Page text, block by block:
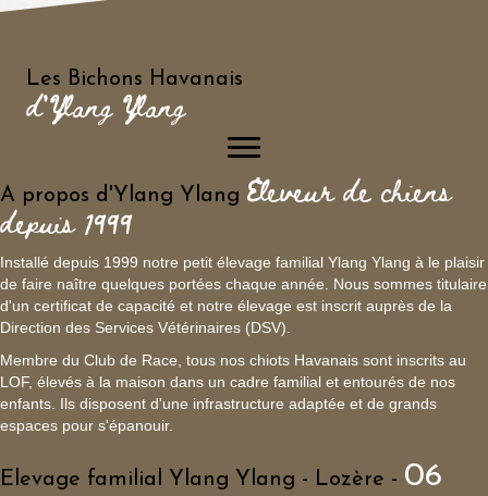
Les Bichons Havanais
d'Ylang Ylang
A propos d'Ylang Ylang Eleveur de chiens
depuis 1999
Installé depuis 1999 notre petit élevage familial Ylang Ylang à le plaisir
de faire naître quelques portées chaque année. Nous sommes titulaire
d'un certificat de capacité et notre élevage est inscrit auprès de la
Direction des Services Vétérinaires (DSV).
Membre du Club de Race, tous nos chiots Havanais sont inscrits au
LOF, élevés à la maison dans un cadre familial et entourés de nos
enfants. Ils disposent d'une infrastructure adaptée et de grands
espaces pour s'épanouir.
Elevage familial Ylang Ylang - Lozère - 06